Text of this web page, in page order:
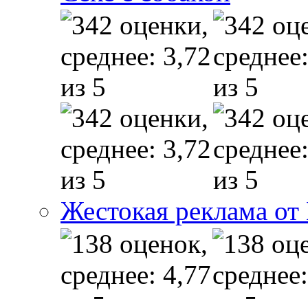
Жестокая реклама